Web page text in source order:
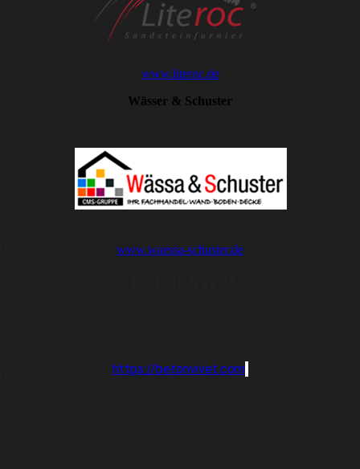
www.literoc.de
Wässer & Schuster
www.waessa-schuster.de
https://betonvivet.com